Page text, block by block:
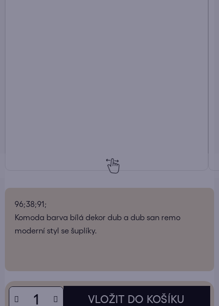
96;38;91;
Komoda barva bílá dekor dub a dub san remo
moderní styl se šuplíky.